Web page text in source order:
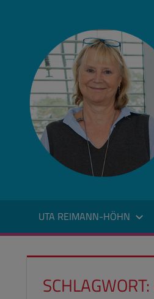
UTA REIMANN-HÖHN
SCHLAGWORT: